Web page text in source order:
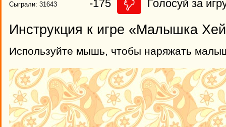
Сыграли: 31643 -175 Голосуй за
Инструкция к игре «Малышка
Используйте мышь, чтобы наряжать